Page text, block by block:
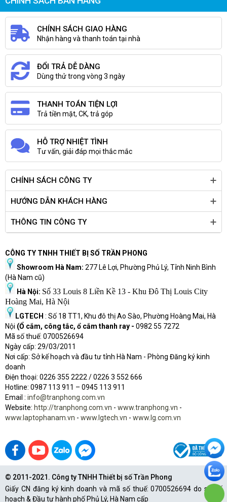
CHÍNH SÁCH GIAO HÀNG
Nhận hàng và thanh toán tại nhà
ĐỔI TRẢ DỄ DÀNG
Dùng thử trong vòng 3 ngày
THANH TOÁN TIỆN LỢI
Trả tiền mặt, CK, trả góp
HỖ TRỢ NHIỆT TÌNH
Tư vấn, giải đáp mọi thắc mắc
CHÍNH SÁCH CÔNG TY
HƯỚNG DẪN KHÁCH HÀNG
THÔNG TIN CÔNG TY
CÔNG TY TNHH THIẾT BỊ SỐ TRẦN PHONG
Showroom Hà Nam: 277 Lê Lợi, Phường Phủ Lý, Tỉnh Ninh Bình
(Hà Nam cũ)
Hà Nội: Số 33 Louis 8 Liền Kề 13 - Khu Đô Thị Louis City
Hoàng Mai, Hà Nội
LGTECH : Số 18 TT1, Khu đô thị Ao Sào, Phường Hoàng Mai, Hà
Nội (Ổ cắm, công tắc, ổ cắm thanh ray - 0982 55 7272
Mã số thuế: 0700526694
Ngày cấp: 29/03/2011
Nơi cấp: Sở kế hoạch và đầu tư tỉnh Hà Nam - Phòng Đăng ký kinh
doanh
Điện thoại: 0226 355 2222 / 0226 3 552 666
Hotine: 0987 113 911 – 0945 113 911
Email : info@tranphong.com.vn
Website: http://tranphong.com.vn - www.tranphong.vn -
www.laptophanam.vn - www.lgtech.vn - www.lg.com.vn
© 2011-2021. Công ty TNHH Thiết bị số Trần Phong
Giấy CN đăng ký kinh doanh và mã số thuế: 0700526694 do sở Kế
hoạch & Đầu tư hành phố Phủ Lý, Hà Nam cấp